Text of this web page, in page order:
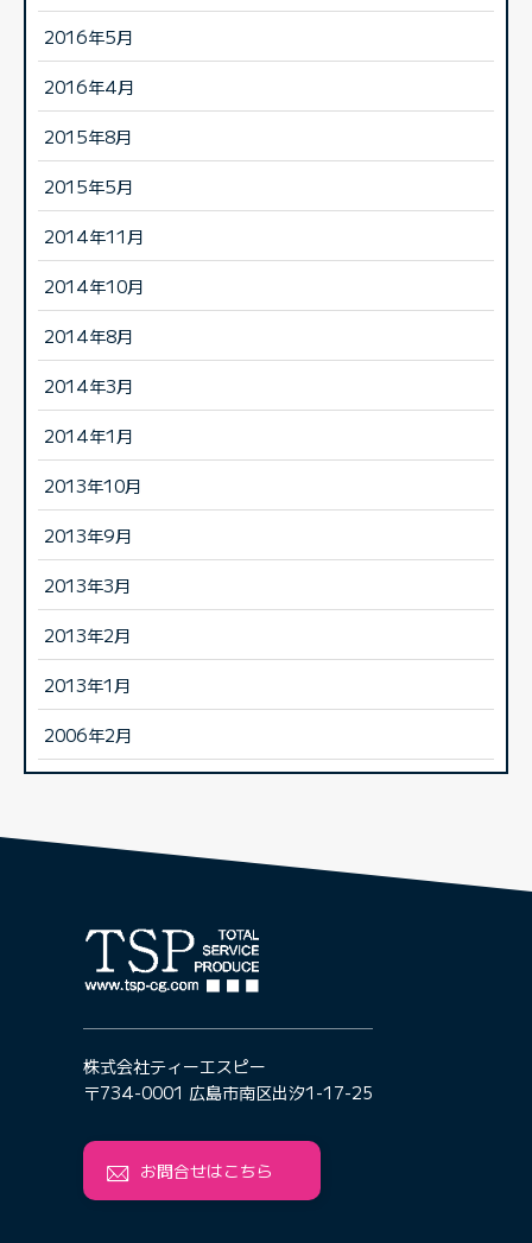
2016年5月
2016年4月
2015年8月
2015年5月
2014年11月
2014年10月
2014年8月
2014年3月
2014年1月
2013年10月
2013年9月
2013年3月
2013年2月
2013年1月
2006年2月
株式会社ティーエスピー
〒734-0001 広島市南区出汐1-17-25
お問合せはこちら